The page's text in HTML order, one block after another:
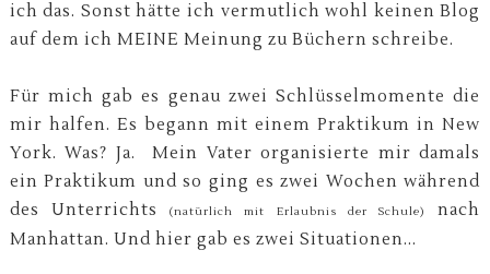
ich das. Sonst hätte ich vermutlich wohl keinen Blog
auf dem ich MEINE Meinung zu Büchern schreibe.
Für mich gab es genau zwei Schlüsselmomente die
mir halfen. Es begann mit einem Praktikum in New
York. Was? Ja. Mein Vater organisierte mir damals
ein Praktikum und so ging es zwei Wochen während
des Unterrichts(natürlich mit Erlaubnis der Schule)
nach
Manhattan. Und hier gab es zwei Situationen...